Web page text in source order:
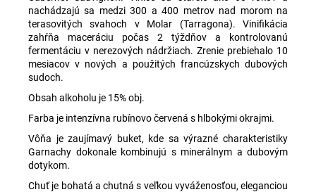
nachádzajú sa medzi 300 a 400 metrov nad morom na
terasovitých svahoch v Molar (Tarragona). Vinifikácia
zahŕňa maceráciu počas 2 týždňov a kontrolovanú
fermentáciu v nerezových nádržiach. Zrenie prebiehalo 10
mesiacov v nových a použitých francúzskych dubových
sudoch.
Obsah alkoholu je 15% obj.
Farba je intenzívna rubínovo červená s hlbokými okrajmi.
Vôňa je zaujímavý buket, kde sa výrazné charakteristiky
Garnachy dokonale kombinujú s minerálnym a dubovým
dotykom.
Chuť je bohatá a chutná s veľkou vyváženosťou, eleganciou